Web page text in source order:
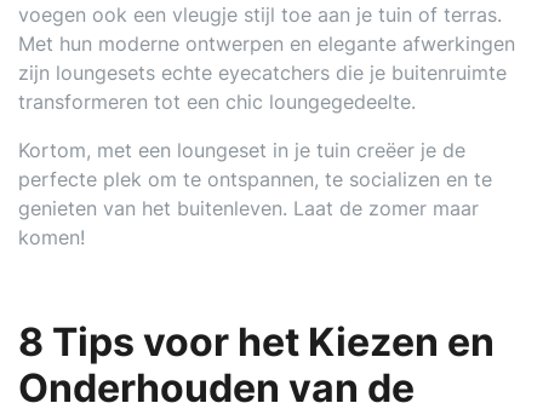
voegen ook een vleugje stijl toe aan je tuin of terras.
Met hun moderne ontwerpen en elegante afwerkingen
zijn loungesets echte eyecatchers die je buitenruimte
transformeren tot een chic loungegedeelte.
Kortom, met een loungeset in je tuin creëer je de
perfecte plek om te ontspannen, te socializen en te
genieten van het buitenleven. Laat de zomer maar
komen!
8 Tips voor het Kiezen en
Onderhouden van de